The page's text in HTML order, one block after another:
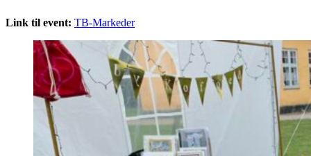
Link til event: TB-Markeder